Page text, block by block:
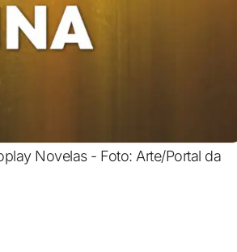
Novelas - Foto: Arte/Portal da